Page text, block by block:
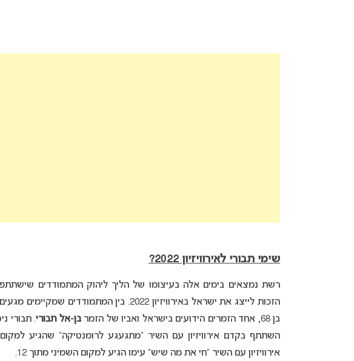
שימי תבורי לאירוויזיון 2022?
רשת נמצאים בימים אלה בעיצומו של הליך ליהוק המתמודדים
הזכות לייצג את ישראל באירוויזיון 2022. בין המתמודדים שמקיימים מגעים עם הפקת התכנית ניתן למצוא את
בן 68, אחד הזמרים הידועים בישראל ואביו של הזמר
בן-אל תבורי
אירוויזיון עם השיר “חי את מה שיש” עימו הגיע למקום השמיני מתוך 12.